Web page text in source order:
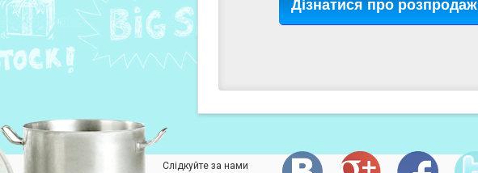
Слідкуйте за нами